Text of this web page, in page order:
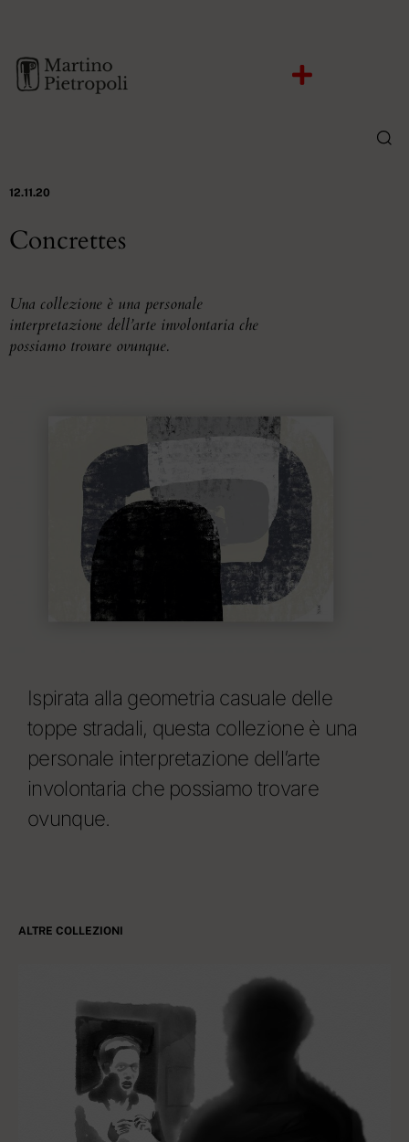
12.11.20
Concrettes
Una collezione è una personale
interpretazione dell’arte involontaria che
possiamo trovare ovunque.
Ispirata alla geometria casuale delle
toppe stradali, questa collezione è una
personale interpretazione dell’arte
involontaria che possiamo trovare
ovunque.
ALTRE COLLEZIONI